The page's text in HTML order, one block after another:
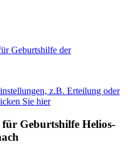
Geburtshilfe der
z.B. Erteilung oder
Sie hier
Geburtshilfe Helios-